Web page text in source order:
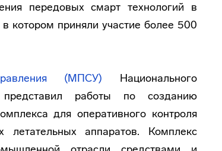
передовых смарт технологий в
в котором приняли участие более 500
(МПСУ) Национального
представил работы по созданию
для оперативного контроля
летательных аппаратов. Комплекс